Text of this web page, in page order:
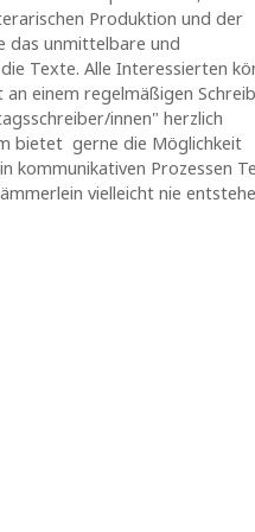
Produktion und der
das unmittelbare und
Texte. Alle Interessierten
einem regelmäßigen
innen" herzlich
bietet gerne die Möglichkeit
kommunikativen Prozessen
vielleicht nie